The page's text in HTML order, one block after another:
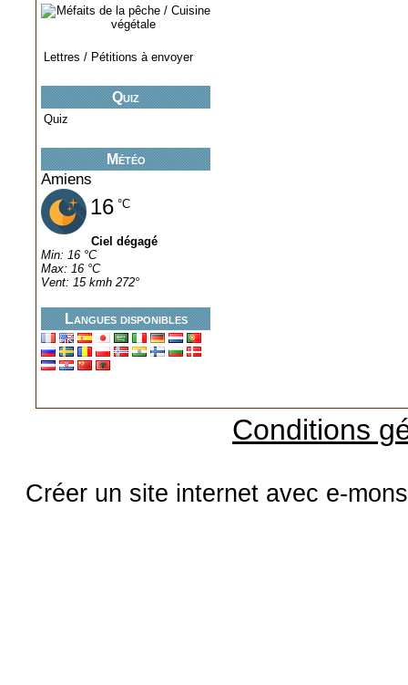
Lettres / Pétitions à envoyer
Quiz
Quiz
Météo
Amiens
16 °C
Ciel dégagé
Min: 16 °C
Max: 16 °C
Vent: 15 kmh 272°
Langues disponibles
Conditions
Créer un site internet avec e-